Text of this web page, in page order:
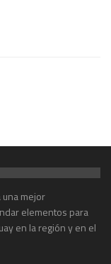
una mejor
elementos para
en la región y en el